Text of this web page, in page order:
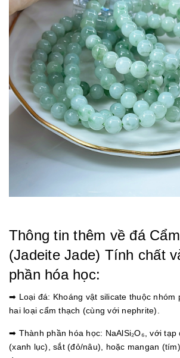
Thông tin thêm về đá
(Jadeite Jade) Tính chất
phần hóa học:
➡ Loại đá: Khoáng vật silicate thuộc nhóm
hai loại cẩm thạch (cùng với nephrite).
➡ Thành phần hóa học: NaAlSi₂O₆, với tạp
(xanh lục), sắt (đỏ/nâu), hoặc mangan